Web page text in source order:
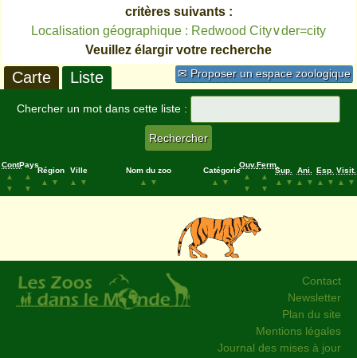
critères suivants :
Localisation géographique : Redwood City∨der=city
Veuillez élargir votre recherche
✉ Proposer un espace zoologique
Carte Liste
Chercher un mot dans cette liste :
Cont.
▲
▼
Pays
▲
▼
Région
▲
▼
Ville
▲
▼
Nom du zoo
▲
▼
Catégorie
▲
▼
Ouv.
▲
▼
Ferm.
▲
▼
Sup.
▲
▼
Ani.
▲
▼
Esp.
▲
▼
Visit.
▲
▼
Contact
Newsletter
Plan du site
Mentions légales
Journal des mises à jour